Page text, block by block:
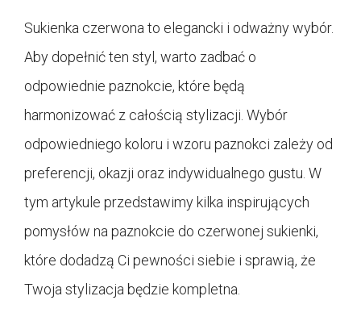
Sukienka czerwona to elegancki i odważny wybór.
Aby dopełnić ten styl, warto zadbać o
odpowiednie paznokcie, które będą
harmonizować z całością stylizacji. Wybór
odpowiedniego koloru i wzoru paznokci zależy od
preferencji, okazji oraz indywidualnego gustu. W
tym artykule przedstawimy kilka inspirujących
pomysłów na paznokcie do czerwonej sukienki,
które dodadzą Ci pewności siebie i sprawią, że
Twoja stylizacja będzie kompletna.